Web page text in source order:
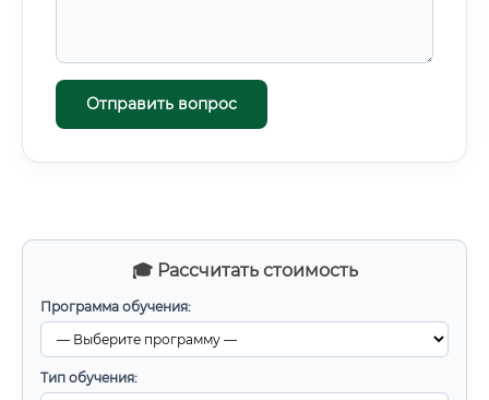
🎓 Рассчитать стоимость
Программа обучения:
Тип обучения:
Отправить вопрос